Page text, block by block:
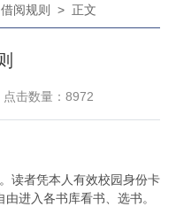
借阅规则 > 正文
点击数量： 8972
读者凭本人有效校园身份卡
进入各书库看书、选书。